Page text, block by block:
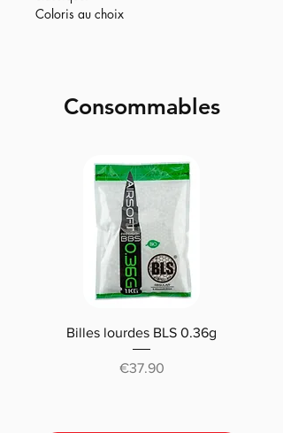
Coloris au choix
Consommables
Billes lourdes BLS 0.36g
Price
€37.90